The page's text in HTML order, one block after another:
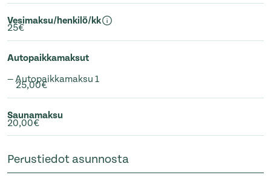
Vesimaksu/henkilö/kk
25€
Autopaikkamaksut
— Autopaikkamaksu 1
25,00€
Saunamaksu
20,00€
Perustiedot asunnosta